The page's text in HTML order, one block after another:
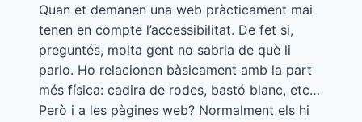
Quan et demanen una web pràcticament mai
tenen en compte l’accessibilitat. De fet si,
preguntés, molta gent no sabria de què li
parlo. Ho relacionen bàsicament amb la part
més física: cadira de rodes, bastó blanc, etc…
Però i a les pàgines web? Normalment els hi